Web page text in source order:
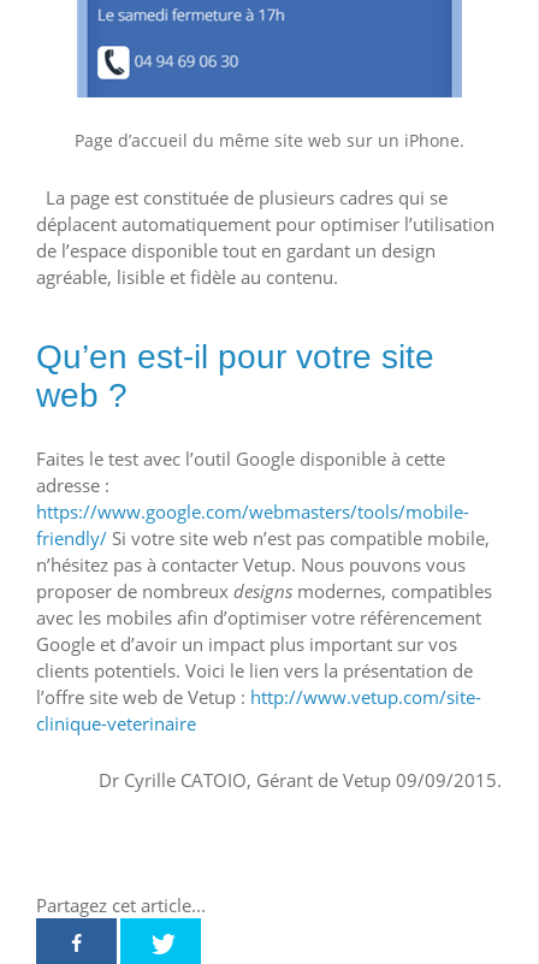
Page d’accueil du même site web sur un iPhone.
La page est constituée de plusieurs cadres qui se
déplacent automatiquement pour optimiser l’utilisation
de l’espace disponible tout en gardant un design
agréable, lisible et fidèle au contenu.
Qu’en est-il pour votre site
web ?
Faites le test avec l’outil Google disponible à cette
adresse :
https://www.google.com/webmasters/tools/mobile-
friendly/ Si votre site web n’est pas compatible mobile,
n’hésitez pas à contacter Vetup. Nous pouvons vous
proposer de nombreux designs modernes, compatibles
avec les mobiles afin d’optimiser votre référencement
Google et d’avoir un impact plus important sur vos
clients potentiels. Voici le lien vers la présentation de
l’offre site web de Vetup : http://www.vetup.com/site-
clinique-veterinaire
Dr Cyrille CATOIO, Gérant de Vetup 09/09/2015.
Partagez cet article...